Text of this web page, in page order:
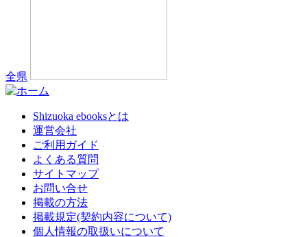
全県
Shizuoka ebooksとは
運営会社
ご利用ガイド
よくある質問
サイトマップ
お問い合せ
掲載の方法
掲載規定(契約内容について)
個人情報の取扱いについて